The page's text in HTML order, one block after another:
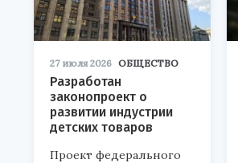
27 июля 2026 ОБЩЕСТВО
Разработан
законопроект о
развитии индустрии
детских товаров
Проект федерального